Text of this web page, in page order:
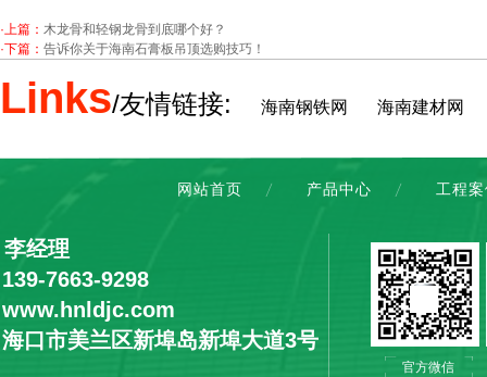
·上篇： 木龙骨和轻钢龙骨到底哪个好？
·下篇： 告诉你关于海南石膏板吊顶选购技巧！
Links/友情链接: 海南钢铁网 海南建材网
网站首页 产品中心 工程
经理
7663-9298
口市美兰区新埠岛新埠大道3号
官方微信